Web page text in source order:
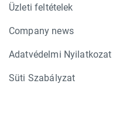
Üzleti feltételek
Company news
Adatvédelmi Nyilatkozat
Süti Szabályzat